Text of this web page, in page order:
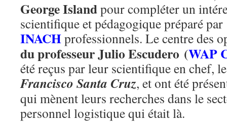
George Islandpour compléter un
scientifique et pédagogique préparé par
INACHprofessionnels. Le centre des
du professeur Julio Escudero (WAP
été reçus par leur scientifique en chef,
Francisco Santa Cruz, et ont été
qui mènent leurs recherches dans le
personnel logistique qui était là.